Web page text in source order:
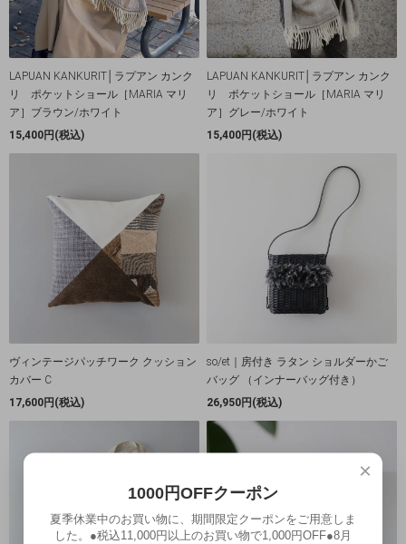
LAPUAN KANKURIT│ラプアン カンク
リ ポケットショール［MARIA マリ
ア］ブラウン/ホワイト
15,400円(税込)
LAPUAN KANKURIT│ラプアン カンク
リ ポケットショール［MARIA マリ
ア］グレー/ホワイト
15,400円(税込)
ヴィンテージパッチワーク クッション
カバー C
17,600円(税込)
so/et｜房付き ラタン ショルダーかご
バッグ （インナーバッグ付き）
26,950円(税込)
×
1000円OFFクーポン
夏季休業中のお買い物に、期間限定クーポンをご用意しま
した。●税込11,000円以上のお買い物で1,000円OFF●8月